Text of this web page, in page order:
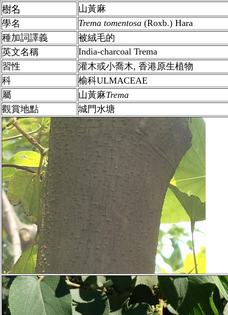
樹名
山黃麻
學名
Trema tomentosa (Roxb.) Hara
種加詞譯義
被絨毛的
英文名稱
India-charcoal Trema
習性
灌木或小喬木, 香港原生植物
科
榆科ULMACEAE
屬
山黃麻Trema
觀賞地點
城門水塘